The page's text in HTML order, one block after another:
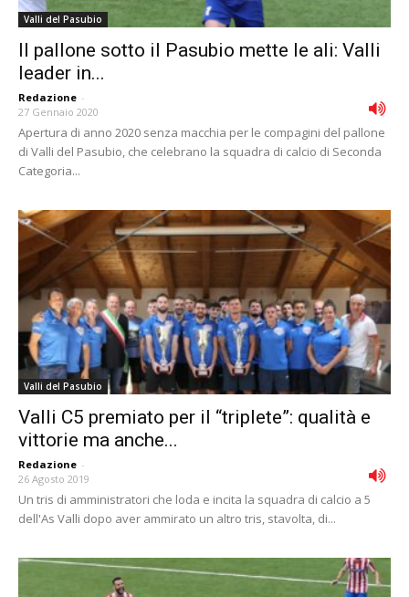
Valli del Pasubio
Il pallone sotto il Pasubio mette le ali: Valli
leader in...
Redazione -
27 Gennaio 2020
Apertura di anno 2020 senza macchia per le compagini del pallone
di Valli del Pasubio, che celebrano la squadra di calcio di Seconda
Categoria...
Valli del Pasubio
Valli C5 premiato per il “triplete”: qualità e
vittorie ma anche...
Redazione -
26 Agosto 2019
Un tris di amministratori che loda e incita la squadra di calcio a 5
dell'As Valli dopo aver ammirato un altro tris, stavolta, di...